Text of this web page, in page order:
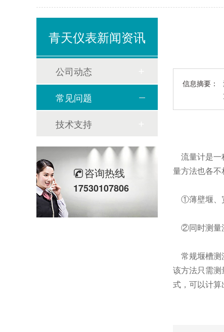
信息摘要：
流量计是一
量方法也各
①薄壁堰、
②同时测量
常规堰槽测
该方法只需
式，可以计算
青天仪表新闻资讯
公司动态
常见问题
技术支持
咨询热线
17530107806